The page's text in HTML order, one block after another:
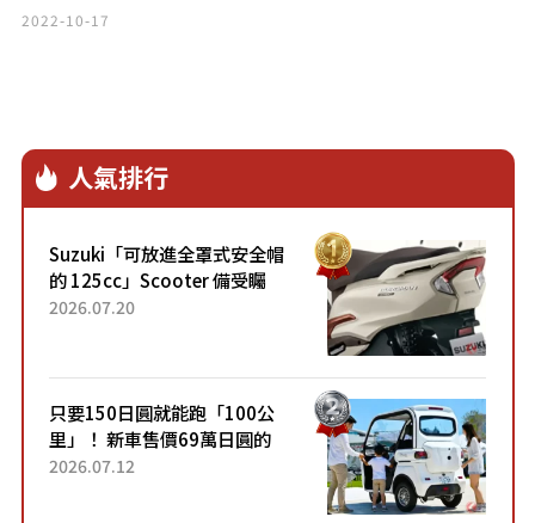
2022-10-17
人氣排行
Suzuki「可放進全罩式安全帽
的 125cc」Scooter 備受矚
目！採用全新流線設計與各項
2026.07.20
只要150日圓就能跑「100公
里」！ 新車售價69萬日圓的
「3人座」Trike大受歡迎！ 順
2026.07.12